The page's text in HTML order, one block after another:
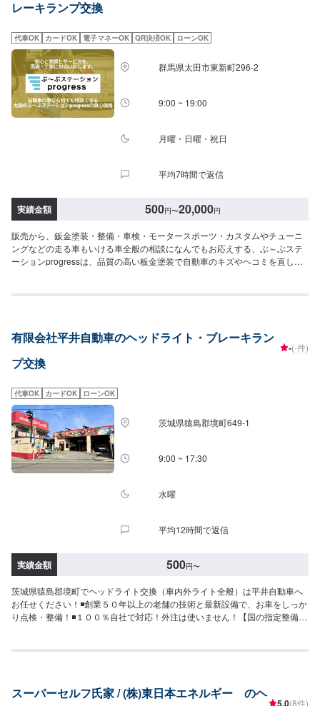
レーキランプ交換
代車OK カードOK 電子マネーOK QR決済OK ローンOK
群馬県太田市東新町296-2
9:00 ~ 19:00
月曜・日曜・祝日
平均7時間で返信
実績金額 500円〜20,000円
販売から、鈑金塗装・整備・車検・モータースポーツ・カスタムやチューニ
ングなどの走る車もいける車全般の相談になんでもお応えする、ぶ～ぶステ
ーションprogressは、品質の高い板金塗装で自動車のキズやヘコミを直しま
ので、お気軽にお問い合わせください。ブレーキパッドの交換や車内のクリ
ドバイスを心掛けております。--------------------------------------------------【1】オ
ファーにてお問い合わせ【2】お見積り【3】お見積りにご納得いただければ
作業開始【4】仕上がり次第納車-----納期について-----納期は通常1日～2日程
さい。-----代車について-----無料の代車をご用意しています。お車の作業中は
代車をご利用ください。※代車の燃料代はお客様にご負担いただいておりま
す。-----ご来店時の注意、受付方法-----当工場は太田桐生インターチェンジか
ら５分入庫の際はお気をつけてお越しください。駐車スペースは工場前の空
いているスペースに駐車してください。受付はスタッフへ「メンテモで予約
しました」とお伝えください。ご案内いたします。【定休日・営業時間】定
休日：日曜日営業時間：9:00~19:00
有限会社平井自動車のヘッドライト・ブレーキラン
プ交換
-(-件)
代車OK カードOK ローンOK
茨城県猿島郡境町649-1
9:00 ~ 17:30
水曜
平均12時間で返信
実績金額 500円〜
茨城県猿島郡境町でヘッドライト交換（車内外ライト全般）は平井自動車へ
お任せください！◾創業５０年以上の老舗の技術と最新設備で、お車をしっか
り点検・整備！◾１００％自社で対応！外注は使いません！【国の指定整備工
店で断られてしまった…★保険を使えべきなのかわからない…などのご相談
積りにご納得いただければ作業開始【4】仕上がり次第納車-----納期について-
スーパーセルフ氏家 / (株)東日本エネルギー のヘ
5.0(8件)